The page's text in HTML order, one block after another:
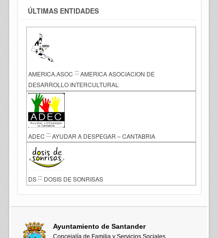
ÚLTIMAS ENTIDADES
AMERICA.ASOC ::: AMERICA ASOCIACION DE
DESARROLLO INTERCULTURAL
ADEC ::: AYUDAR A DESPEGAR – CANTABRIA
DS ::: DOSIS DE SONRISAS
Ayuntamiento de Santander
Concejalía de Familia y Servicios Sociales